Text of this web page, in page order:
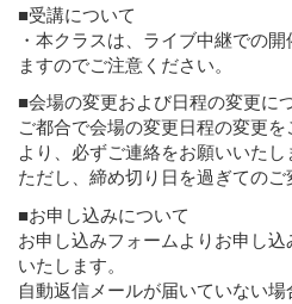
■受講について
・本クラスは、ライブ中継での
ますのでご注意ください。
■会場の変更および日程の変更に
ご都合で会場の変更日程の変更
より、必ずご連絡をお願いいたし
ただし、締め切り日を過ぎての
■お申し込みについて
お申し込みフォームよりお申し
いたします。
自動返信メールが届いていない